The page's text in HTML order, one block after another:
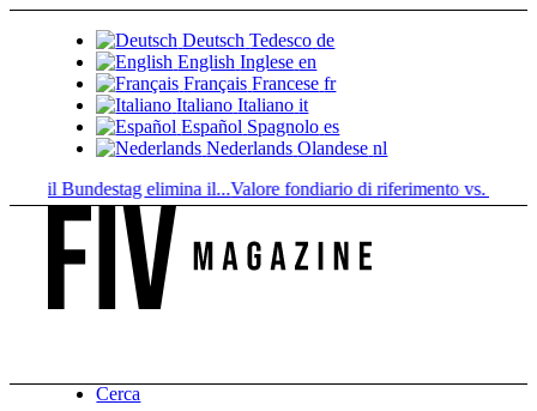
Deutsch Tedesco de
English Inglese en
Français Francese fr
Italiano Italiano it
Español Spagnolo es
Nederlands Olandese nl
il Bundestag elimina il... Valore fondiario di riferimento vs. valore
Cerca